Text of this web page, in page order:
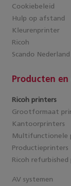
Cookiebeleid
Hulp op afstand
Kleurenprinter
Ricoh
Scando Nederland
Producten
Ricoh printers
Grootformaat
Kantoorprinters
Multifunctionele
Productieprinters
Ricoh refurbished
AV systemen